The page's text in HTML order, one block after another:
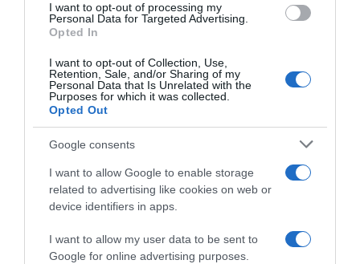
I want to opt-out of processing my
Personal Data for Targeted Advertising.
Opted In
I want to opt-out of Collection, Use,
Retention, Sale, and/or Sharing of my
Personal Data that Is Unrelated with the
Purposes for which it was collected.
Opted Out
Google consents
I want to allow Google to enable storage
related to advertising like cookies on web or
device identifiers in apps.
I want to allow my user data to be sent to
Google for online advertising purposes.
Informatica |Accessori |Cavi e
| | Cavi USB
6,99€
UGREEN Cavo Prolunga USB
3.0 Nylon Maschio A Femmina
5Gbps (1M) | Alluminio, per
Computer, Disco Rigido
Esterno, Stampante, Mouse,
Elettronica Home Cinema TV e video
Accessori |Telecomandi
Telecomando-Samsung-
Smart-TV,Sostituzione per
Telecomando TV Samsung